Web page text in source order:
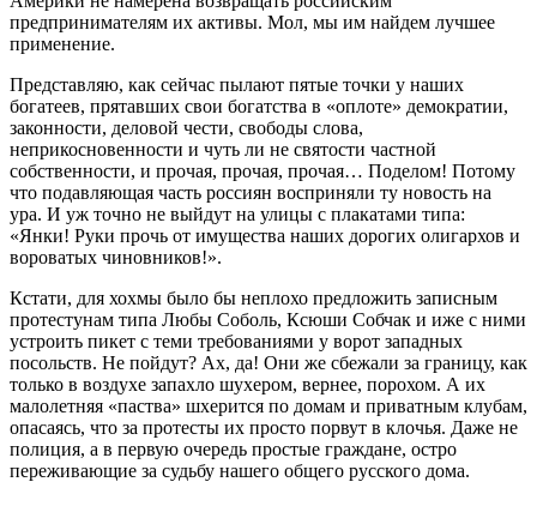
предпринимателям их активы. Мол, мы им найдем лучшее
применение.
Представляю, как сейчас пылают пятые точки у наших
богатеев, прятавших свои богатства в «оплоте» демократии,
законности, деловой чести, свободы слова,
неприкосновенности и чуть ли не святости частной
собственности, и прочая, прочая, прочая… Поделом! Потому
что подавляющая часть россиян восприняли ту новость на
ура. И уж точно не выйдут на улицы с плакатами типа:
«Янки! Руки прочь от имущества наших дорогих олигархов и
вороватых чиновников!».
Кстати, для хохмы было бы неплохо предложить записным
протестунам типа Любы Соболь, Ксюши Собчак и иже с ними
устроить пикет с теми требованиями у ворот западных
посольств. Не пойдут? Ах, да! Они же сбежали за границу, как
только в воздухе запахло шухером, вернее, порохом. А их
малолетняя «паства» шхерится по домам и приватным клубам,
опасаясь, что за протесты их просто порвут в клочья. Даже не
полиция, а в первую очередь простые граждане, остро
переживающие за судьбу нашего общего русского дома.